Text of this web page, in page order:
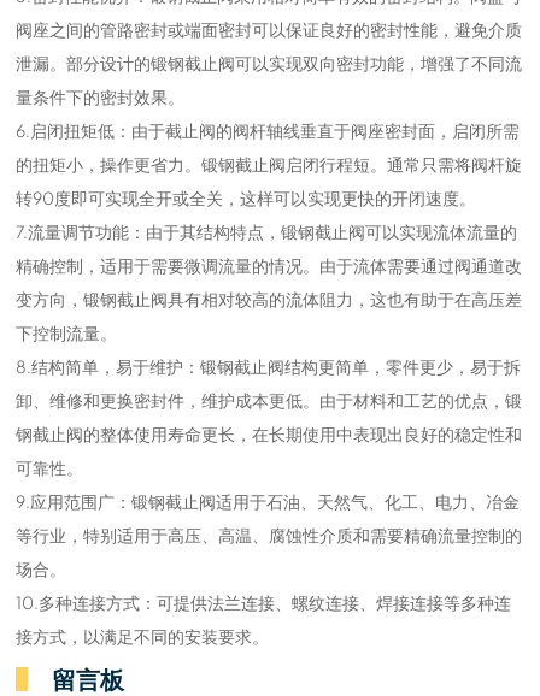
阀座之间的管路密封或端面密封可以保证良好的密封性能，避免介质
泄漏。部分设计的锻钢截止阀可以实现双向密封功能，增强了不同流
量条件下的密封效果。
6.启闭扭矩低：由于截止阀的阀杆轴线垂直于阀座密封面，启闭所需
的扭矩小，操作更省力。锻钢截止阀启闭行程短。通常只需将阀杆旋
转90度即可实现全开或全关，这样可以实现更快的开闭速度。
7.流量调节功能：由于其结构特点，锻钢截止阀可以实现流体流量的
精确控制，适用于需要微调流量的情况。由于流体需要通过阀通道改
变方向，锻钢截止阀具有相对较高的流体阻力，这也有助于在高压差
下控制流量。
8.结构简单，易于维护：锻钢截止阀结构更简单，零件更少，易于拆
卸、维修和更换密封件，维护成本更低。由于材料和工艺的优点，锻
钢截止阀的整体使用寿命更长，在长期使用中表现出良好的稳定性和
可靠性。
9.应用范围广：锻钢截止阀适用于石油、天然气、化工、电力、冶金
等行业，特别适用于高压、高温、腐蚀性介质和需要精确流量控制的
场合。
10.多种连接方式：可提供法兰连接、螺纹连接、焊接连接等多种连
接方式，以满足不同的安装要求。
留言板